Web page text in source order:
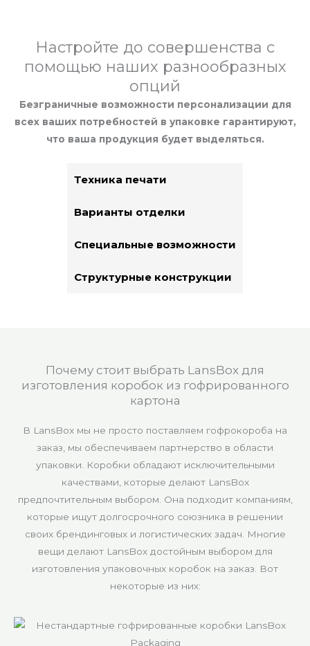
Настройте до совершенства с
помощью наших разнообразных
опций
Безграничные возможности персонализации для
всех ваших потребностей в упаковке гарантируют,
что ваша продукция будет выделяться.
Техника печати
Варианты отделки
Специальные возможности
Структурные конструкции
Почему стоит выбрать LansBox для
изготовления коробок из гофрированного
картона
В LansBox мы не просто поставляем гофрокороба на
заказ, мы обеспечиваем партнерство в области
упаковки. Коробки обладают исключительными
качествами, которые делают LansBox
предпочтительным выбором. Она подходит компаниям,
которые ищут долгосрочного союзника в решении
своих брендинговых и логистических задач. Многие
вещи делают LansBox достойным выбором для
изготовления упаковочных коробок на заказ. Вот
некоторые из них: